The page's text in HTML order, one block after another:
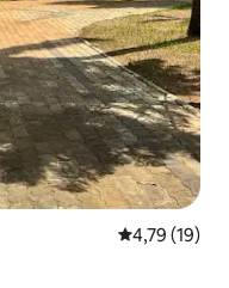
Priemerné
4,79 (19)